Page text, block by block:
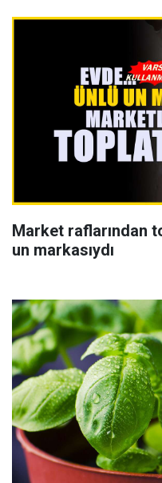
Market raflarından
un markasıydı